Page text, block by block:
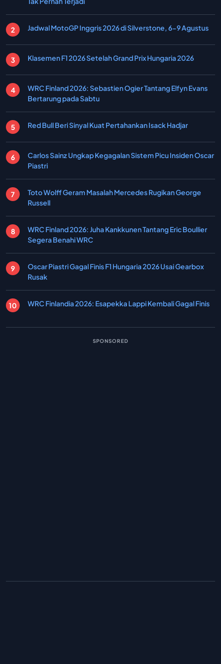
Jadwal MotoGP Inggris 2026 di Silverstone, 6-9 Agustus
Klasemen F1 2026 Setelah Grand Prix Hungaria 2026
WRC Finland 2026: Sebastien Ogier Tantang Elfyn Evans
Bertarung pada Sabtu
Red Bull Beri Sinyal Kuat Pertahankan Isack Hadjar
Carlos Sainz Ungkap Kegagalan Sistem Picu Insiden Oscar
Piastri
Toto Wolff Geram Masalah Mercedes Rugikan George
Russell
WRC Finland 2026: Juha Kankkunen Tantang Eric Boullier
Segera Benahi WRC
Oscar Piastri Gagal Finis F1 Hungaria 2026 Usai Gearbox
Rusak
WRC Finlandia 2026: Esapekka Lappi Kembali Gagal Finis
SPONSORED